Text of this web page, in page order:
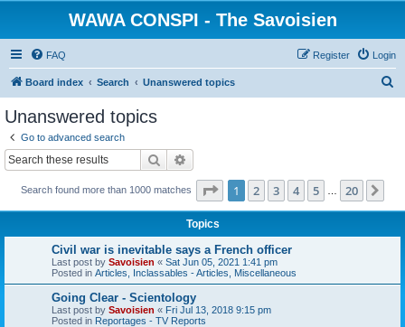
WAWA CONSPI - The Savoisien
FAQ Login
Register
Board index Search Unanswered topics
Unanswered topics
Go to advanced search
Search
Search found more than 1000 matches Page 1of 20
1 2 3 4 5 20
Topics
Civil war is inevitable says a French officer
Last post by Savoisien « Sat Jun 05, 2021 1:41 pm
Posted in Articles, Inclassables - Articles, Miscellaneous
Going Clear - Scientology
Last post by Savoisien « Fri Jul 13, 2018 9:15 pm
Posted in Reportages - TV Reports